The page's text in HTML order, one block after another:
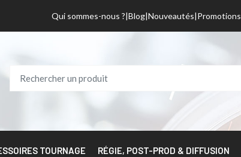
Qui sommes-nous ? Blog Nouveautés Promotions
TOURNAGE RÉGIE, POST-PROD & DIFFUSION